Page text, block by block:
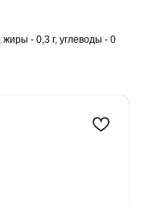
- 0,3 г, углеводы - 0